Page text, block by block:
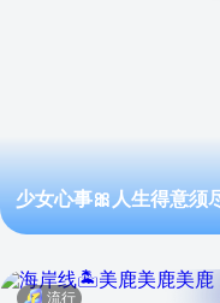
少女心事🎀人生得意须
流行